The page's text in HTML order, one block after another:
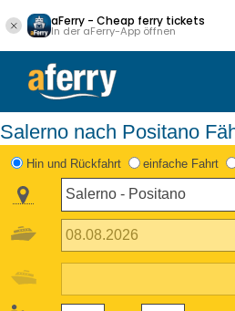
aFerry - Cheap ferry tickets
In der aFerry-App öffnen
Salerno nach Positano
Hin und Rückfahrt einfache Fahrt